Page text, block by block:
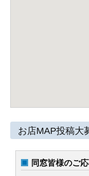
お店MAP投稿大
同窓皆様のご